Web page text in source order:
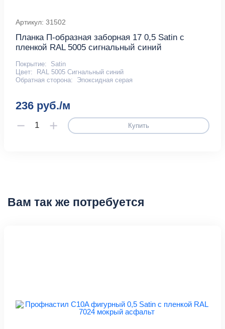
Артикул: 31502
Планка П-образная заборная 17 0,5 Satin с
пленкой RAL 5005 сигнальный синий
Покрытие:
Satin
Цвет:
RAL 5005 Сигнальный синий
Обратная сторона:
Эпоксидная серая
236 руб./м
Купить
Вам так же потребуется